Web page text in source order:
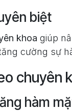
biệt
khoa giúp
cường sự
chuyên
hàm